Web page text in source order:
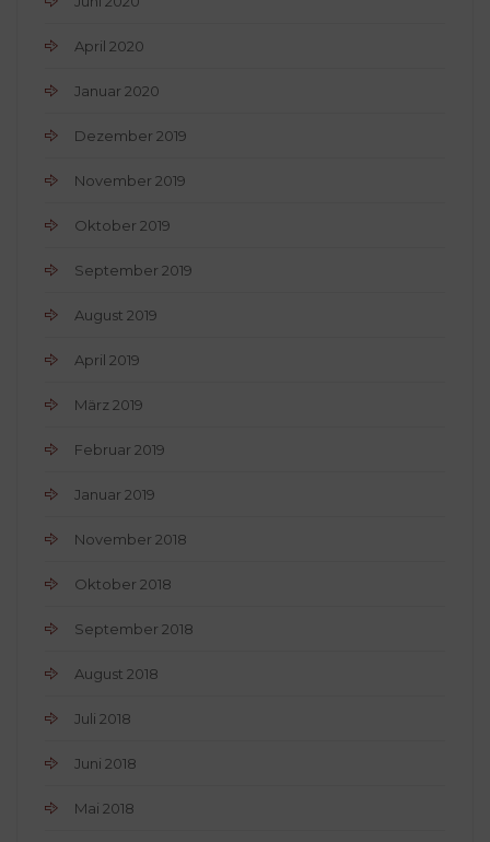
April 2020
Januar 2020
Dezember 2019
November 2019
Oktober 2019
September 2019
August 2019
April 2019
März 2019
Februar 2019
Januar 2019
November 2018
Oktober 2018
September 2018
August 2018
Juli 2018
Juni 2018
Mai 2018